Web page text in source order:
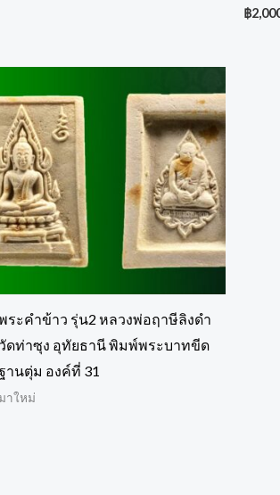
฿
ระคำข้าว รุ่น2 หลวงพ่อฤาษีลิงดำ
วัดท่าซุง อุทัยธานี พิมพ์พระบาทขีด
านตุ่ม องค์ที่ 31
มาใหม่